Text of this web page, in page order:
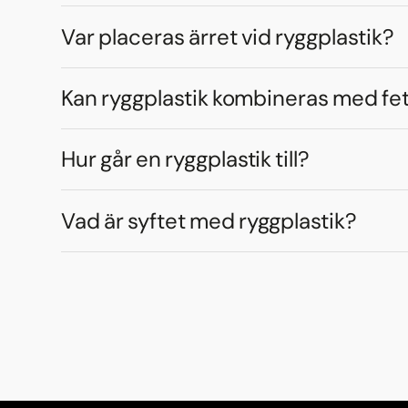
Var placeras ärret vid ryggplastik?
Kan ryggplastik kombineras med
Hur går en ryggplastik till?
Vad är syftet med ryggplastik?